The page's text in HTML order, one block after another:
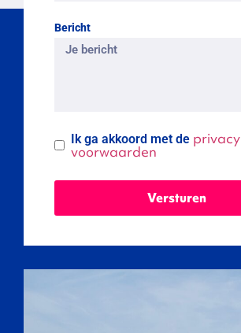
Bericht
Ik ga akkoord met de privacy
voorwaarden
Versturen